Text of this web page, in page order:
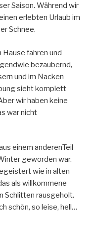
Saison. Während wir
erlebten Urlaub im
Schnee.
fahren und
bezaubernd,
und im Nacken
sieht komplett
wir haben keine
war nicht
einem anderenTeil
geworden war.
wie in alten
als willkommene
Schlitten rausgeholt.
schön, so leise, hell…